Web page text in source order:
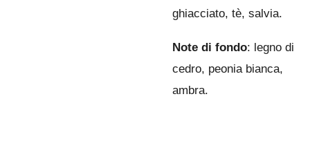
ghiacciato, tè, salvia.
Note di fondo: legno di
cedro, peonia bianca,
ambra.